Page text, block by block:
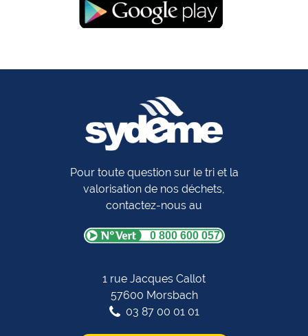
Pour toute question sur le tri et la
valorisation de nos déchets,
contactez-nous au
0 800 600 057
1 rue Jacques Callot
57600 Morsbach
03 87 00 01 01